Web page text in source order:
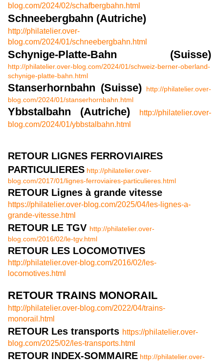
blog.com/2024/02/schafbergbahn.html
Schneebergbahn (Autriche)
http://philatelier.over-
blog.com/2024/01/schneebergbahn.html
Schynige-Platte-Bahn (Suisse)
http://philatelier.over-blog.com/2024/01/schweiz-berner-oberland-
schynige-platte-bahn.html
Stanserhornbahn (Suisse)
http://philatelier.over-
blog.com/2024/01/stanserhornbahn.html
Ybbstalbahn (Autriche)
http://philatelier.over-
blog.com/2024/01/ybbstalbahn.html
RETOUR LIGNES FERROVIAIRES
PARTICULIERES http://philatelier.over-
blog.com/2017/01/lignes-ferroviaires-particulieres.html
RETOUR Lignes à grande vitesse
https://philatelier.over-blog.com/2025/04/les-lignes-a-
grande-vitesse.html
RETOUR LE TGV http://philatelier.over-
blog.com/2016/02/le-tgv.html
RETOUR LES LOCOMOTIVES
http://philatelier.over-blog.com/2016/02/les-
locomotives.html
RETOUR TRAINS MONORAIL
http://philatelier.over-blog.com/2022/04/trains-
monorail.html
RETOUR Les transports https://philatelier.over-
blog.com/2025/02/les-transports.html
RETOUR INDEX-SOMMAIRE http://philatelier.over-